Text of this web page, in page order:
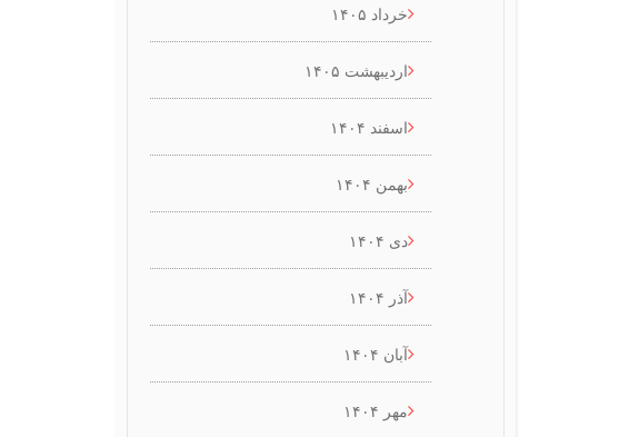
خرداد ۱۴۰۵
اردیبهشت ۱۴۰۵
اسفند ۱۴۰۴
بهمن ۱۴۰۴
دی ۱۴۰۴
آذر ۱۴۰۴
آبان ۱۴۰۴
مهر ۱۴۰۴